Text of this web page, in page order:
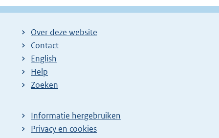
Over deze website
Contact
English
Help
Zoeken
Informatie hergebruiken
Privacy en cookies